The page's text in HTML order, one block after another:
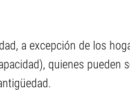
a excepción de los
quienes pueden